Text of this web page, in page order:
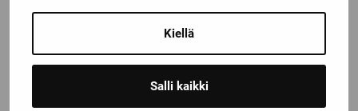
Kiellä
Salli kaikki
näistä